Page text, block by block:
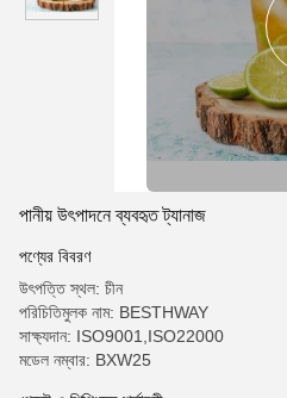
পানীয় উৎপাদনে ব্যবহৃত ট্যানাজ
পণ্যের বিবরণ
উৎপত্তি স্থল: চীন
পরিচিতিমুলক নাম: BESTHWAY
সাক্ষ্যদান: ISO9001,ISO22000
মডেল নম্বার: BXW25